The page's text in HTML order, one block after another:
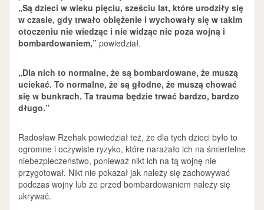
„Są dzieci w wieku pięciu, sześciu lat, które urodziły się
w czasie, gdy trwało oblężenie i wychowały się w takim
otoczeniu nie wiedząc i nie widząc nic poza wojną i
bombardowaniem,” powiedział.
„Dla nich to normalne, że są bombardowane, że muszą
uciekać. To normalne, że są głodne, że muszą chować
się w bunkrach. Ta trauma będzie trwać bardzo, bardzo
długo.”
Radosław Rzehak powiedział też, że dla tych dzieci było to
ogromne i oczywiste ryzyko, które narażało ich na śmiertelne
niebezpieczeństwo, ponieważ nikt ich na tą wojnę nie
przygotował. Nikt nie pokazał jak należy się zachowywać
podczas wojny lub że przed bombardowaniem należy się
ukrywać.